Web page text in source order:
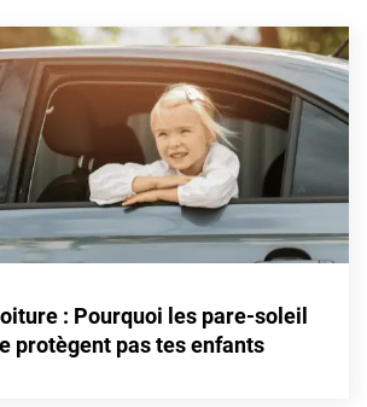
: Pourquoi les pare-soleil
protègent pas tes enfants